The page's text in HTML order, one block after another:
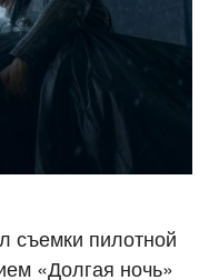
съемки пилотной
«Долгая ночь»